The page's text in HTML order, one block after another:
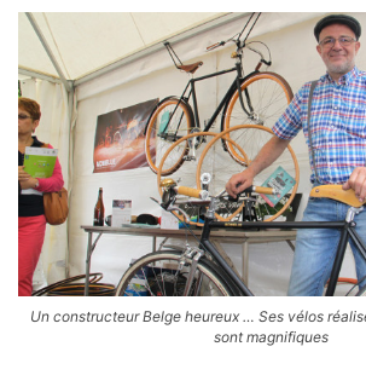
Un constructeur Belge heureux … Ses vélos
sont magnifiques